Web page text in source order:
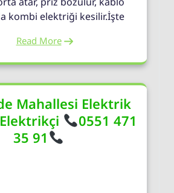
kombi elektriği kesilir.İşte
Read More
Mahallesi Elektrik
0551 471
35 91